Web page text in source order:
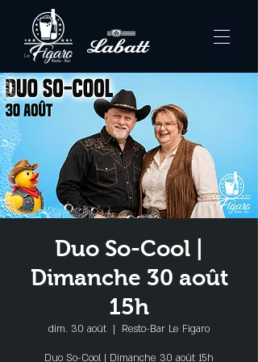
Duo So-Cool |
Dimanche 30 août
15h
dim. 30 août
  |
Resto-Bar Le Figaro
Duo So-Cool | Dimanche 30 août 15h